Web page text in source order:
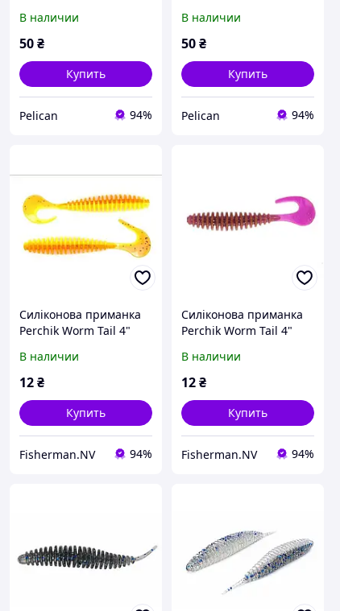
В наличии
50 ₴
Купить
Pelican 94%
В наличии
50₴
Купить
Pelican 94%
Силіконова приманка
Perchik Worm Tail 4"
В наличии
12 ₴
Купить
Fisherman.NV 94%
Силіконова приманка
Perchik Worm Tail 4"
В наличии
12₴
Купить
Fisherman.NV 94%